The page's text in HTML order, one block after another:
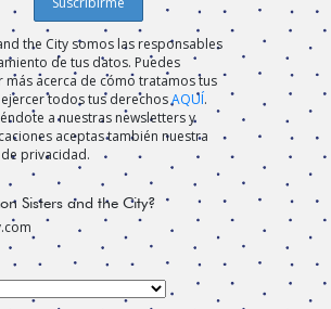
the City somos las responsables
de tus datos. Puedes
más acerca de cómo tratamos tus
todos tus derechosAQUÍ.
a nuestras newsletters y
aceptas también nuestra
privacidad.
Sisters and the City?